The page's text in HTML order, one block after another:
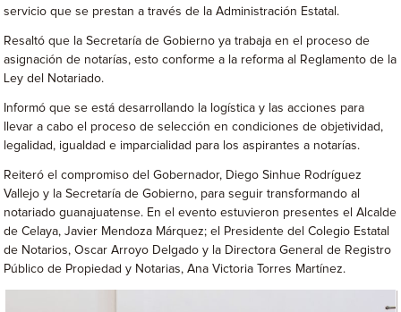
servicio que se prestan a través de la Administración Estatal.
Resaltó que la Secretaría de Gobierno ya trabaja en el proceso de
asignación de notarías, esto conforme a la reforma al Reglamento de la
Ley del Notariado.
Informó que se está desarrollando la logística y las acciones para
llevar a cabo el proceso de selección en condiciones de objetividad,
legalidad, igualdad e imparcialidad para los aspirantes a notarías.
Reiteró el compromiso del Gobernador, Diego Sinhue Rodríguez
Vallejo y la Secretaría de Gobierno, para seguir transformando al
notariado guanajuatense. En el evento estuvieron presentes el Alcalde
de Celaya, Javier Mendoza Márquez; el Presidente del Colegio Estatal
de Notarios, Oscar Arroyo Delgado y la Directora General de Registro
Público de Propiedad y Notarias, Ana Victoria Torres Martínez.